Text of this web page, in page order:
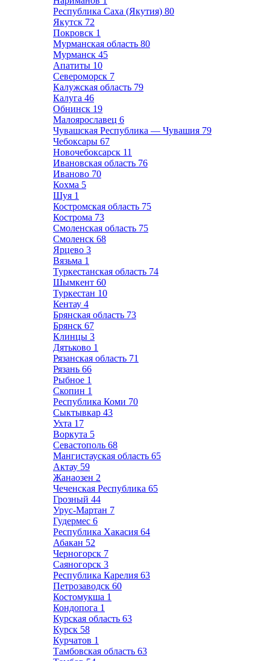
Республика Саха (Якутия) 80
Якутск 72
Покровск 1
Мурманская область 80
Мурманск 45
Апатиты 10
Североморск 7
Калужская область 79
Калуга 46
Обнинск 19
Малоярославец 6
Чувашская Республика — Чувашия 79
Чебоксары 67
Новочебоксарск 11
Ивановская область 76
Иваново 70
Кохма 5
Шуя 1
Костромская область 75
Кострома 73
Смоленская область 75
Смоленск 68
Ярцево 3
Вязьма 1
Туркестанская область 74
Шымкент 60
Туркестан 10
Кентау 4
Брянская область 73
Брянск 67
Клинцы 3
Дятьково 1
Рязанская область 71
Рязань 66
Рыбное 1
Скопин 1
Республика Коми 70
Сыктывкар 43
Ухта 17
Воркута 5
Севастополь 68
Мангистауская область 65
Актау 59
Жанаозен 2
Чеченская Республика 65
Грозный 44
Урус-Мартан 7
Гудермес 6
Республика Хакасия 64
Абакан 52
Черногорск 7
Саяногорск 3
Республика Карелия 63
Петрозаводск 60
Костомукша 1
Кондопога 1
Курская область 63
Курск 58
Курчатов 1
Тамбовская область 63